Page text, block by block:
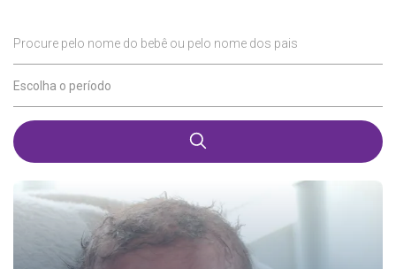
Procure pelo nome do bebê ou pelo nome dos pais
Escolha o período